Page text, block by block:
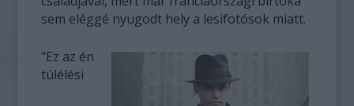
sem eléggé nyugodt hely a lesifotósok miatt.
"Ez az én
túlélési